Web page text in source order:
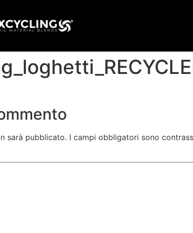
sarà pubblicato. I campi obbligatori sono